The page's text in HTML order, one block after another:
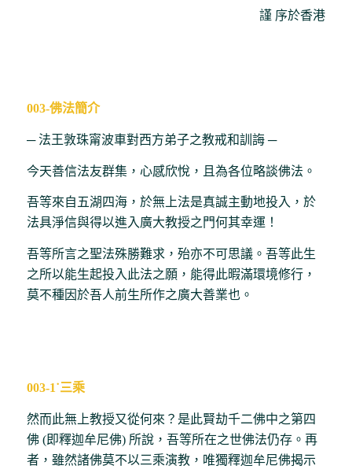
謹 序於香港
003-佛法簡介
─ 法王敦珠甯波車對西方弟子之教戒和訓誨 ─
今天善信法友群集，心感欣悅，且為各位略談佛法。
吾等來自五湖四海，於無上法是真誠主動地投入，於
法具淨信與得以進入廣大教授之門何其幸運！
吾等所言之聖法殊勝難求，殆亦不可思議。吾等此生
之所以能生起投入此法之願，能得此暇滿環境修行，
莫不種因於吾人前生所作之廣大善業也。
003-1˙三乘
然而此無上教授又從何來？是此賢劫千二佛中之第四
佛 (即釋迦牟尼佛) 所說，吾等所在之世佛法仍存。再
者，雖然諸佛莫不以三乘演教，唯獨釋迦牟尼佛揭示